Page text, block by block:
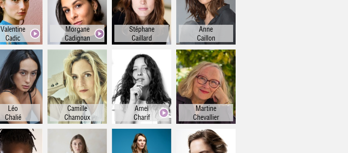
Valentine
Cadic
Morgane
Cadignan
Stéphane
Caillard
Anne
Caillon
Léo
Chalié
Camille
Chamoux
Amel
Charif
Martine
Chevallier